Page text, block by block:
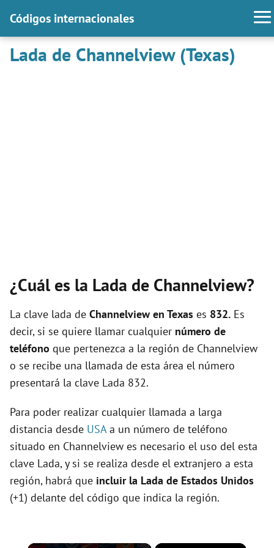
Códigos internacionales
Lada de Channelview (Texas)
¿Cuál es la Lada de Channelview?
La clave lada de Channelview en Texas es 832. Es
decir, si se quiere llamar cualquier número de
teléfono que pertenezca a la región de Channelview
o se recibe una llamada de esta área el número
presentará la clave Lada 832.
Para poder realizar cualquier llamada a larga
distancia desde USAa un número de teléfono
situado en Channelview es necesario el uso del esta
clave Lada, y si se realiza desde el extranjero a esta
región, habrá que incluir la Lada de Estados Unidos
(+1) delante del código que indica la región.